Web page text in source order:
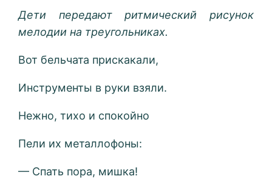
Дети передают ритмический рисунок
мелодии на треугольниках.
Вот бельчата прискакали,
Инструменты в руки взяли.
Нежно, тихо и спокойно
Пели их металлофоны:
— Спать пора, мишка!